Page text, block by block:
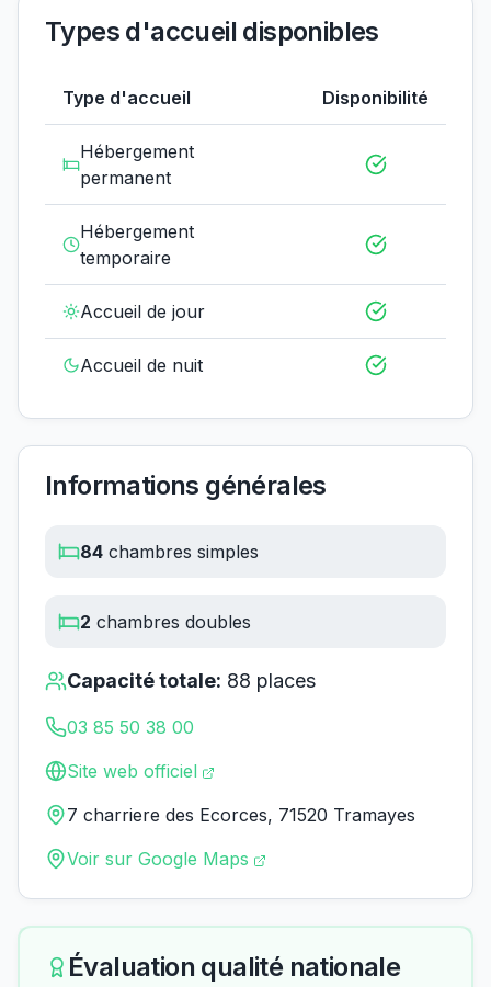
Types d'accueil disponibles
Type d'accueil Disponibilité
Hébergement
permanent
Hébergement
temporaire
Accueil de jour
Accueil de nuit
Informations générales
84 chambres simples
2 chambres doubles
Capacité totale: 88 places
03 85 50 38 00
Site web officiel
7 charriere des Ecorces, 71520 Tramayes
Voir sur Google Maps
Évaluation qualité nationale